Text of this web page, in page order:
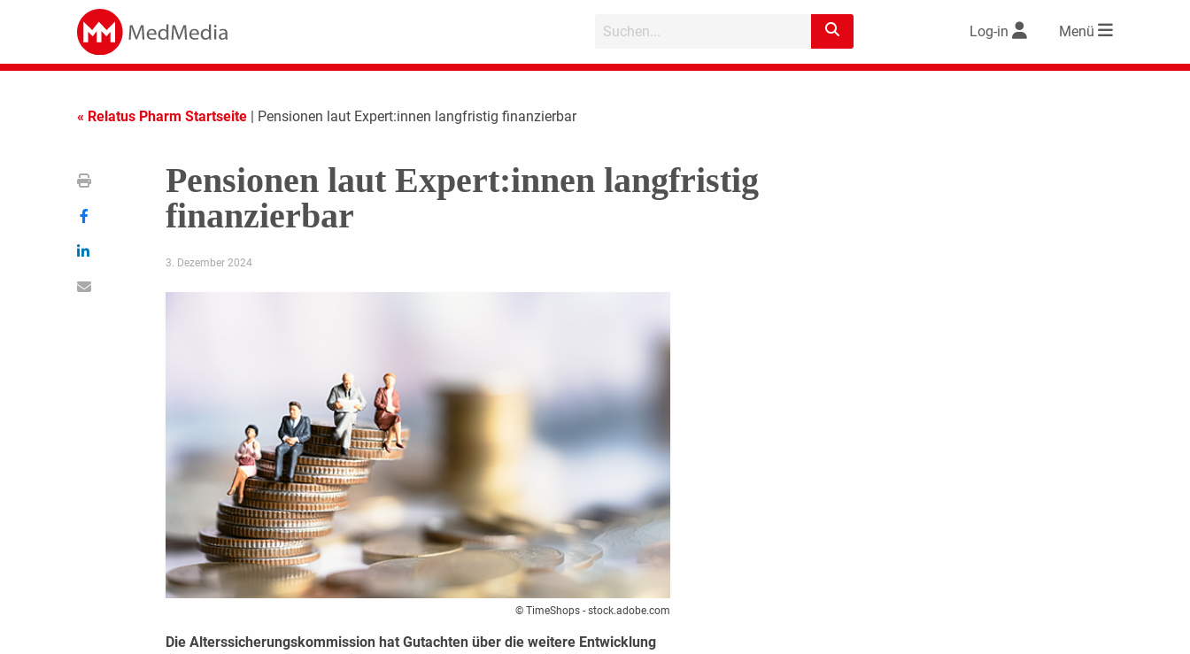
Log-in Menü
« Relatus Pharm Startseite | Pensionen laut Expert:innen langfristig finanzierbar
Pensionen laut Expert:innen langfristig
finanzierbar
3. Dezember 2024
© TimeShops - stock.adobe.com
Die Alterssicherungskommission hat Gutachten über die weitere Entwicklung